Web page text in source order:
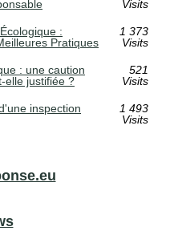
Visits
:
Pratiques
1 373
Visits
: une caution
elle justifiée ?
521
Visits
inspection
1 493
Visits